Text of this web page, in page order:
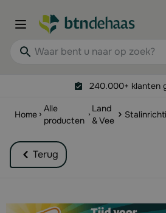
Waar bent u naar op zoek?
240.000+ klanten
Home
Alle
producten
Land
& Vee
Terug